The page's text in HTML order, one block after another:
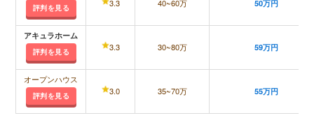
評判を見る 3.3 40~60万 50万円
アキュラホーム
評判を見る 3.3 30~80万 59万円
オープンハウス
評判を見る 3.0 35~70万 55万円